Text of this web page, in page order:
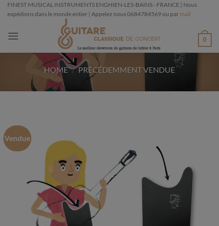
Passer
au
FINEST MUSICAL INSTRUMENTS ENGHIEN-LES-BAINS - FRANCE | Nous
expédions dans le monde entier | Appelez nous 0684784569 ou par mail
0
HOME / PRÉCÉDEMMENT VENDUE
Vendue